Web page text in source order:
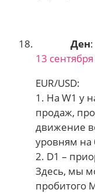
Ден:
13
EUR/USD:
1. На W1 у
продаж,
движение
уровням на
2. D1 –
Здесь, мы
пробитого